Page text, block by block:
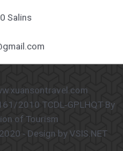
Salins
2010 TCDL-GPLHQT By
of Tourism
- Design by VSIS.NET